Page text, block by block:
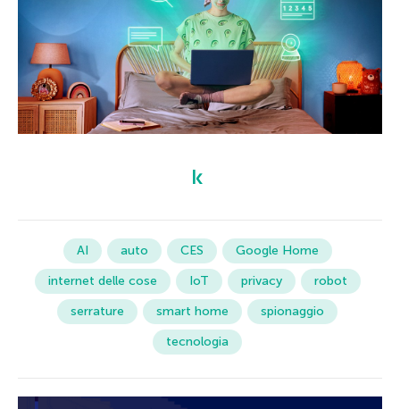
AI auto CES
Google Home
internet delle cose
IoT privacy
robot
serrature
smart home
spionaggio
tecnologia